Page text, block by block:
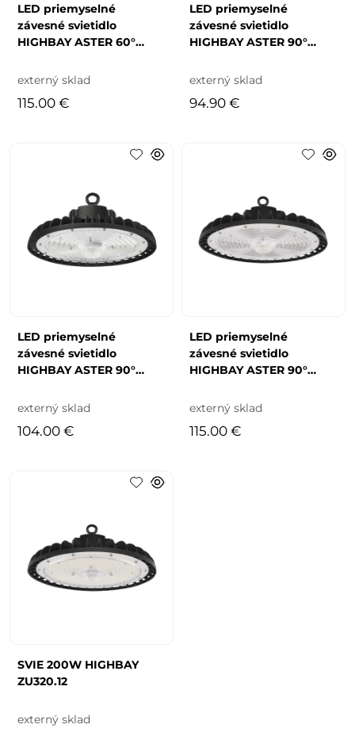
LED priemyselné
závesné svietidlo
HIGHBAY ASTER 60°
externý sklad
115.00 €
LED priemyselné
závesné svietidlo
HIGHBAY ASTER 90°
externý sklad
94.90 €
LED priemyselné
závesné svietidlo
HIGHBAY ASTER 90°
externý sklad
104.00 €
LED priemyselné
závesné svietidlo
HIGHBAY ASTER 90°
externý sklad
115.00 €
SVIE 200W HIGHBAY
ZU320.12
externý sklad